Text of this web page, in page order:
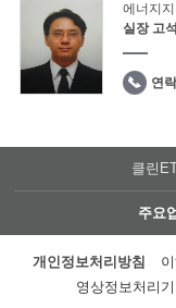
에너지
실장 고
연
클린
주요
개인정보처리방침
영상정보처리